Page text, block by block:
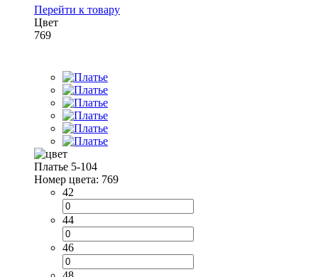
Перейти к товару
Цвет
769
Платье 5-104
Номер цвета: 769
42
44
46